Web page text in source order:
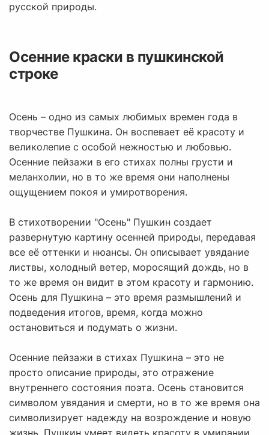
русской природы.
Осенние краски в пушкинской
строке
Осень – одно из самых любимых времен года в
творчестве Пушкина. Он воспевает её красоту и
великолепие с особой нежностью и любовью.
Осенние пейзажи в его стихах полны грусти и
меланхолии, но в то же время они наполнены
ощущением покоя и умиротворения.
В стихотворении "Осень" Пушкин создает
развернутую картину осенней природы, передавая
все её оттенки и нюансы. Он описывает увядание
листвы, холодный ветер, моросящий дождь, но в
то же время он видит в этом красоту и гармонию.
Осень для Пушкина – это время размышлений и
подведения итогов, время, когда можно
остановиться и подумать о жизни.
Осенние пейзажи в стихах Пушкина – это не
просто описание природы, это отражение
внутреннего состояния поэта. Осень становится
символом увядания и смерти, но в то же время она
символизирует надежду на возрождение и новую